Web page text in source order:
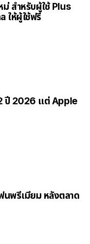
สำหรับผู้ใช้ Plus
ให้ผู้ใช้ฟรี
ปี 2026 แต่ Apple
พรีเมียม หลังตลาด